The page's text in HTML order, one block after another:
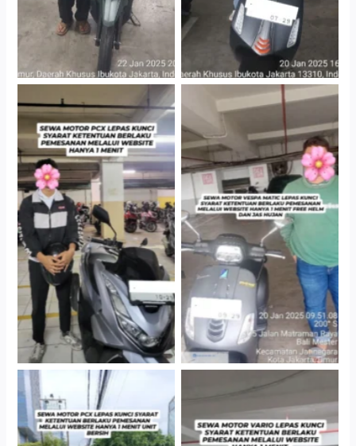
Hotel Kartika Chandra,
Jakarta Selatan
Cityplaza Jatinegara
Gedung Parkir P6A